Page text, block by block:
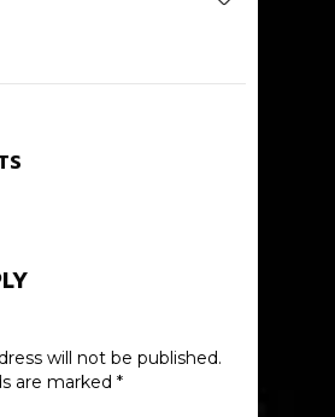
will not be published.
are marked *